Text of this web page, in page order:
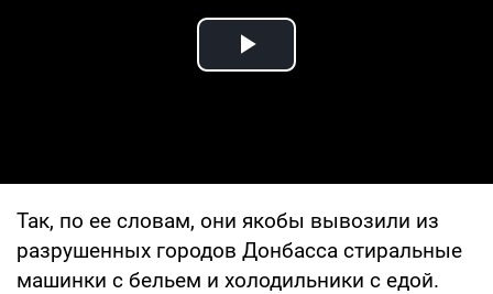
Play Video
Так, по ее словам, они якобы вывозили из
разрушенных городов Донбасса стиральные
машинки с бельем и холодильники с едой.